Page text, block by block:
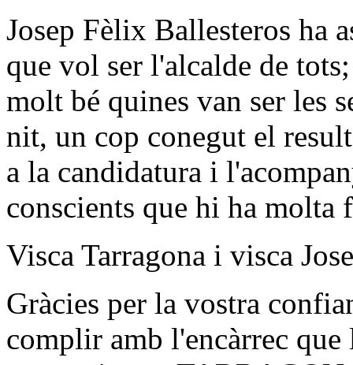
Josep Fèlix Ballesteros ha
que vol ser l'alcalde de
molt bé quines van ser les
nit, un cop conegut el
a la candidatura i
conscients que hi ha
Visca Tarragona i visca
Gràcies per la vostra
complir amb l'encàrrec que